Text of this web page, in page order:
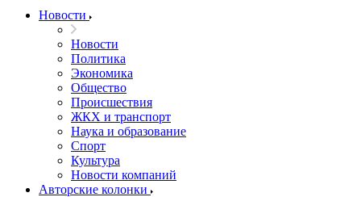
Новости
Новости
Политика
Экономика
Общество
Происшествия
ЖКХ и транспорт
Наука и образование
Спорт
Культура
Новости компаний
Авторские колонки